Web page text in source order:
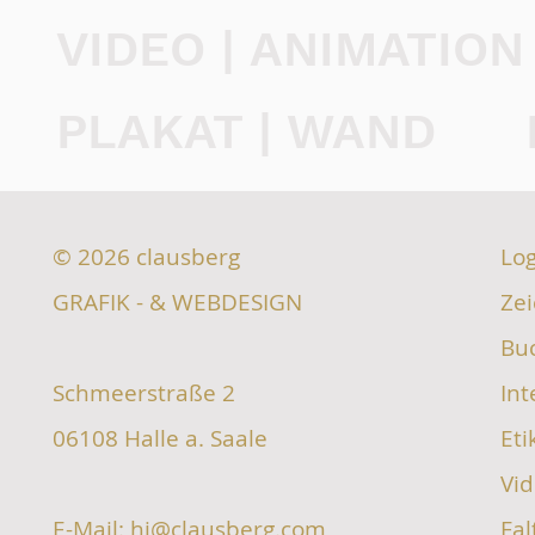
© 2026 clausberg
GRAFIK - & WEBDESIGN
Schmeerstraße 2
06108 Halle a. Saale